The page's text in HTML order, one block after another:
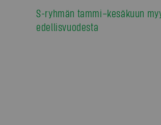
S-ryhmän tammi–kesäkuun
edellisvuodesta